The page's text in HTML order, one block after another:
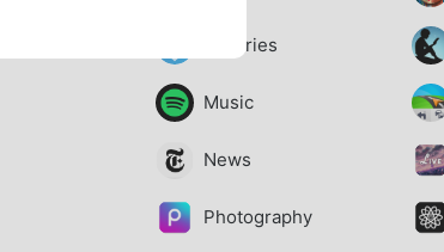
Libraries
Music
News
Photography